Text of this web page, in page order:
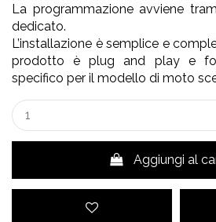
La programmazione avviene
dedicato.
L’installazione è semplice e
prodotto è plug and play e
specifico per il modello di moto
Aggiungi al